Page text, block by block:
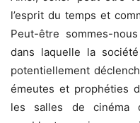
l’esprit du temps et
Peut-être sommes-
dans laquelle la
potentiellement
émeutes et prophéties
les salles de cinéma